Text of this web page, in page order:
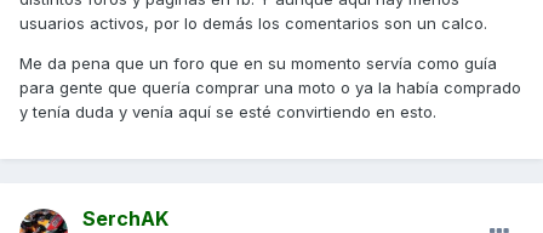
rascando mientras que el AK no roza con nada.
Saludos
extremadamente lentas y con firme irregular.
usuarios activos, por lo demás los comentarios son un calco.
Me da pena que un foro que en su momento servía como guía
para gente que quería comprar una moto o ya la había comprado
y tenía duda y venía aquí se esté convirtiendo en esto.
SerchAK